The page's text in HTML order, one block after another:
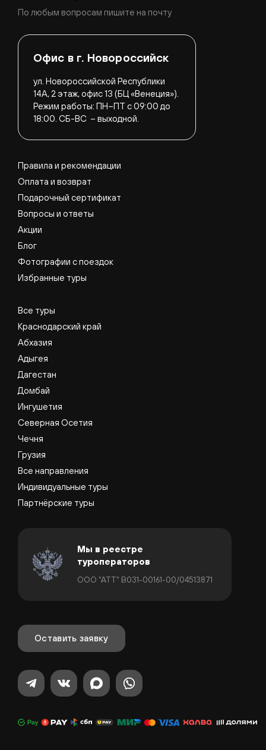
По любым вопросам пишите на почту
Офис в г. Новороссийск
ул. Новороссийской Республики
14А, 2 этаж, офис 13 (БЦ «Венеция»).
Режим работы: ПН–ПТ с 09:00 до
18:00. СБ-ВС – выходной.
Правила и рекомендации
Оплата и возврат
Подарочный сертификат
Вопросы и ответы
Акции
Блог
Фотографии с поездок
Избранные туры
Все туры
Краснодарский край
Абхазия
Адыгея
Дагестан
Домбай
Ингушетия
Северная Осетия
Чечня
Грузия
Все направления
Индивидуальные туры
Партнёрские туры
Мы в реестре
туроператоров
ООО "АТТ" В031-00161-00/04513871
Оставить заявку